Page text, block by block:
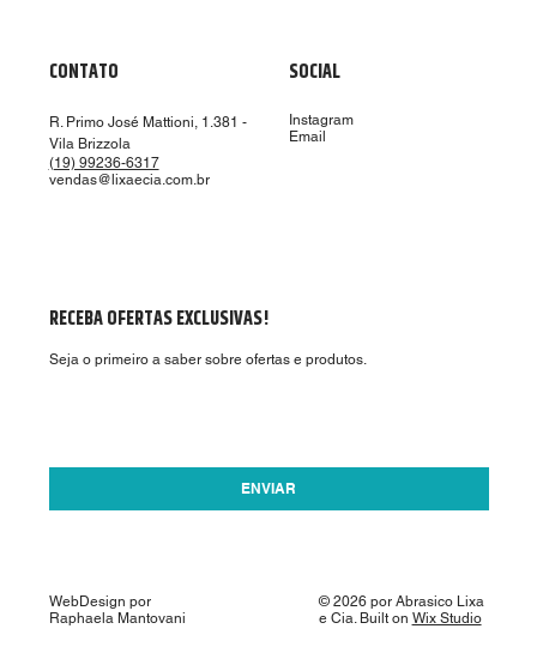
CONTATO
R. Primo José Mattioni, 1.381 -
Vila Brizzola
(19) 99236-6317
vendas@lixaecia.com.br
SOCIAL
Instagram
Email
RECEBA OFERTAS EXCLUSIVAS!
Seja o primeiro a saber sobre ofertas e produtos.
ENVIAR
WebDesign por
Raphaela Mantovani
© 2026 por Abrasico Lixa
e Cia. Built on Wix Studio